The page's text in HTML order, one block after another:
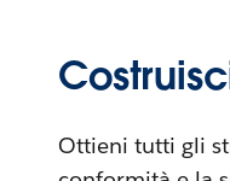
Ottieni tutti gli